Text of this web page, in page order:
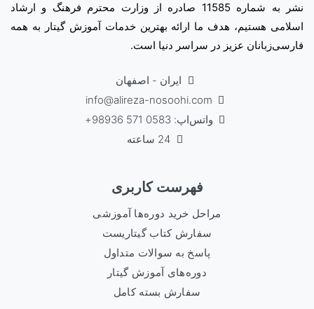
نشر به شماره 11585 صادره از وزارت محترم فرهنگ و ارشاد
اسلامی هستیم، هدف ما ارائه بهترین خدمات آموزش گیتار به همه
فارسی‌زبانان عزیز در سراسر دنیا است.
ایران - اصفهان
info@alireza-nosoohi.com
واتس‌اپ: 0583 571 98936+
24 ساعته
فهرست کاربری
مراحل خرید دوره‌ها آموزشی
سفارش کتاب گیتاریست
پاسخ به سوالات متداول
دوره‌های آموزش گیتار
سفارش بسته کامل